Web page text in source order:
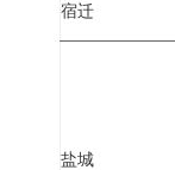
宿迁
盐城